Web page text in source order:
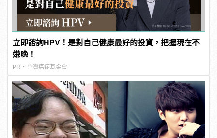
立即諮詢HPV！是對自己健康最好的投資，把握現在不
嫌晚！
PR・台灣癌症基金會